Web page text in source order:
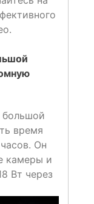
большой
время
Он
камеры и
Вт через